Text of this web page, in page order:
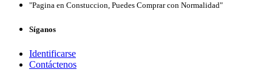
"Pagina en Constuccion, Puedes Comprar con Normalidad"
Síganos
Identificarse
Contáctenos